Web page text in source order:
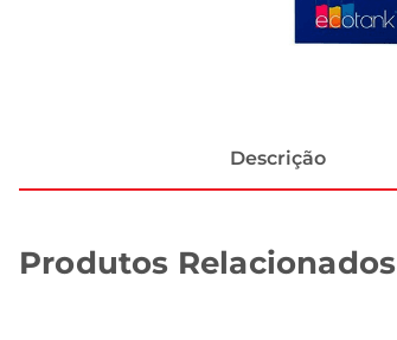
Descrição
Produtos Relacionados